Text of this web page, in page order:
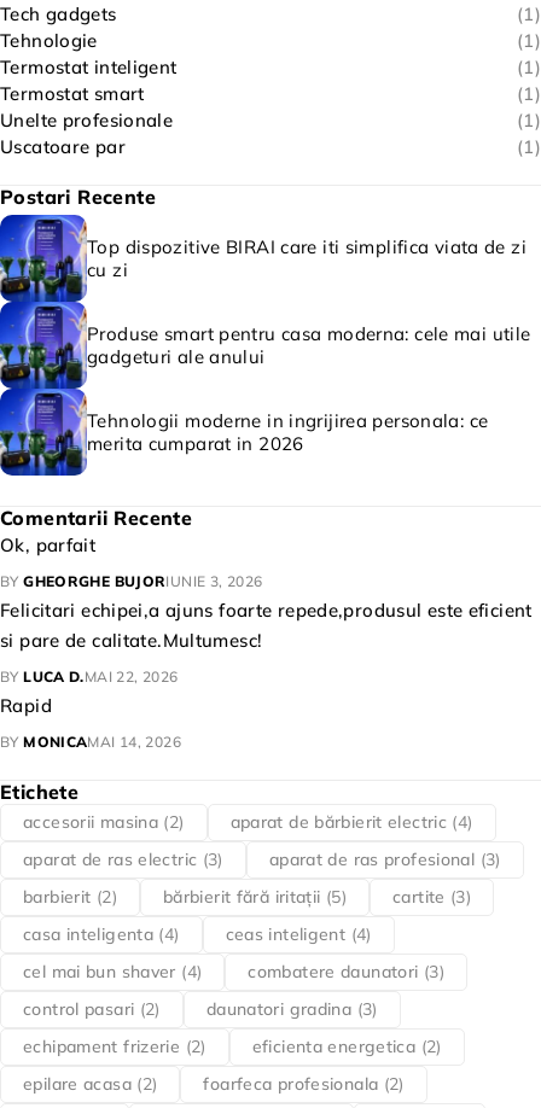
Tech gadgets
(1)
Tehnologie
(1)
Termostat inteligent
(1)
Termostat smart
(1)
Unelte profesionale
(1)
Uscatoare par
(1)
Postari Recente
Top dispozitive BIRAI care iti simplifica viata de zi
cu zi
Produse smart pentru casa moderna: cele mai utile
gadgeturi ale anului
Tehnologii moderne in ingrijirea personala: ce
merita cumparat in 2026
Comentarii Recente
Ok, parfait
BY GHEORGHE BUJORIUNIE 3, 2026
Felicitari echipei,a ajuns foarte repede,produsul este eficient
si pare de calitate.Multumesc!
BY LUCA D.MAI 22, 2026
Rapid
BY MONICAMAI 14, 2026
Etichete
accesorii masina (2) aparat de bărbierit electric (4)
aparat de ras electric (3) aparat de ras profesional (3)
barbierit (2) bărbierit fără iritații (5) cartite (3)
casa inteligenta (4) ceas inteligent (4)
cel mai bun shaver (4) combatere daunatori (3)
control pasari (2) daunatori gradina (3)
echipament frizerie (2) eficienta energetica (2)
epilare acasa(2) foarfeca profesionala (2)